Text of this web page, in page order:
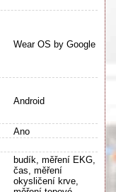
Wear OS by Google
Android
Ano
budík, měření EKG,
čas, měření
okysličení krve,